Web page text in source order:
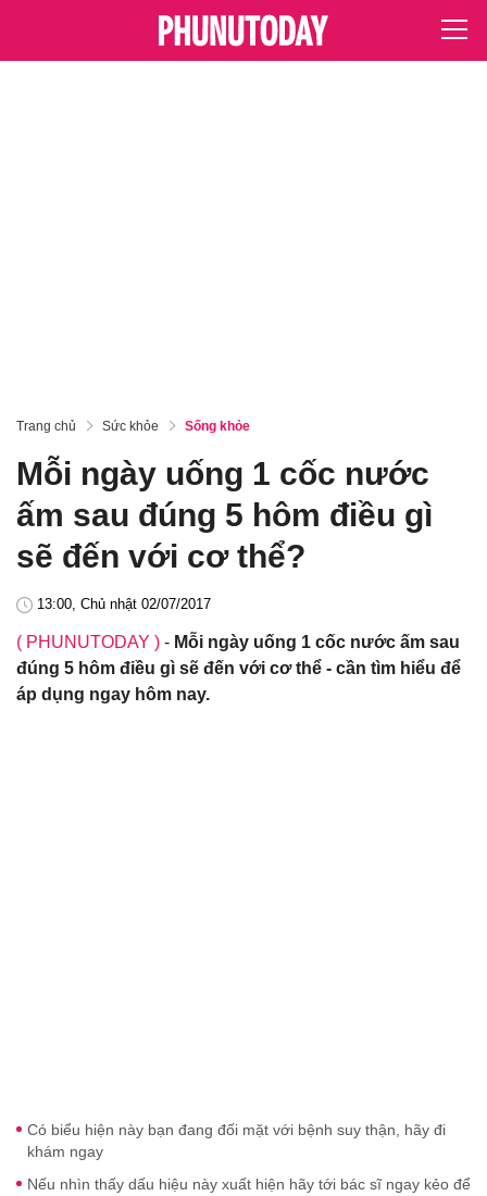
Trang chủ Sức khỏe Sống khỏe
Mỗi ngày uống 1 cốc nước
ấm sau đúng 5 hôm điều gì
sẽ đến với cơ thể?
13:00, Chủ nhật 02/07/2017
( PHUNUTODAY ) - Mỗi ngày uống 1 cốc nước ấm sau
đúng 5 hôm điều gì sẽ đến với cơ thể - cần tìm hiểu để
áp dụng ngay hôm nay.
Có biểu hiện này bạn đang đối mặt với bệnh suy thận, hãy đi
khám ngay
Nếu nhìn thấy dấu hiệu này xuất hiện hãy tới bác sĩ ngay kẻo để